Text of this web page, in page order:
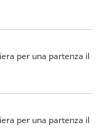
per una partenza il
per una partenza il